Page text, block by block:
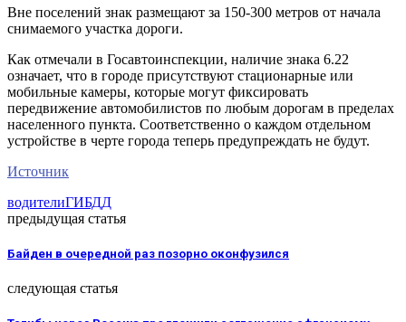
Вне поселений знак размещают за 150-300 метров от начала
снимаемого участка дороги.
Как отмечали в Госавтоинспекции, наличие знака 6.22
означает, что в городе присутствуют стационарные или
мобильные камеры, которые могут фиксировать
передвижение автомобилистов по любым дорогам в пределах
населенного пункта. Соответственно о каждом отдельном
устройстве в черте города теперь предупреждать не будут.
Источник
водителиГИБДД
предыдущая статья
Байден в очередной раз позорно оконфузился
следующая статья